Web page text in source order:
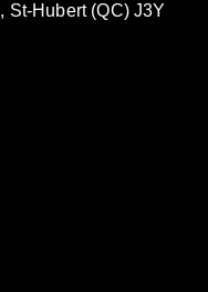
St-Hubert (QC) J3Y